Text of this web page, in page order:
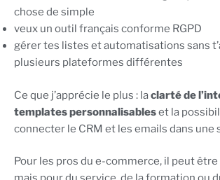
chose de simple
veux un outil français conforme RGPD
gérer tes listes et automatisations sans
plusieurs plateformes différentes
Ce que j’apprécie le plus : laclarté de
templates personnalisableset la
connecter le CRM et les emails dans une
Pour les pros du e-commerce, il peut